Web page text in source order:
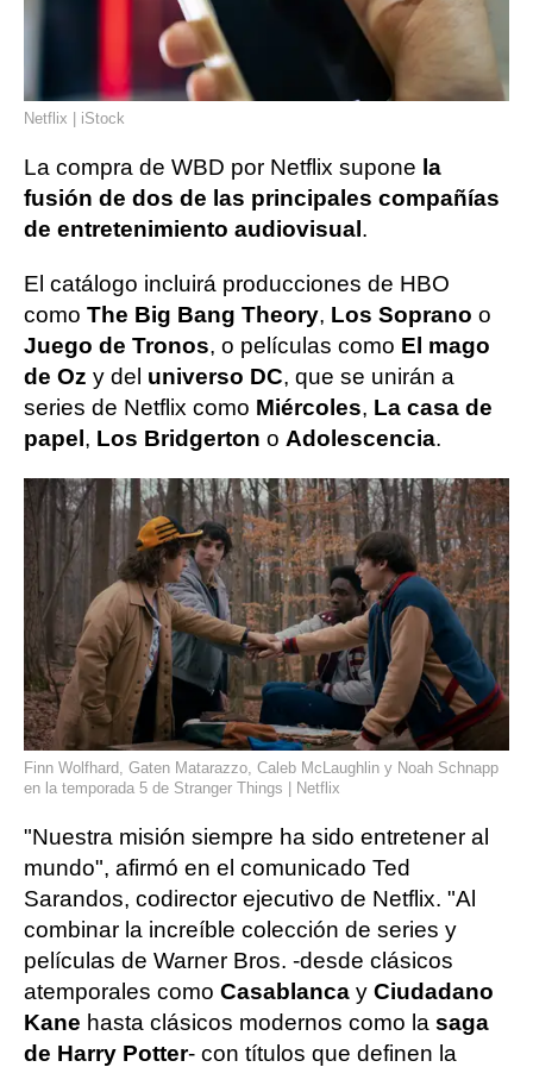
Netflix | iStock
La compra de WBD por Netflix supone la
fusión de dos de las principales compañías
de entretenimiento audiovisual.
El catálogo incluirá producciones de HBO
como The Big Bang Theory, Los Soprano o
Juego de Tronos, o películas como El mago
de Oz y del universo DC, que se unirán a
series de Netflix como Miércoles, La casa de
papel, Los Bridgerton o Adolescencia.
Finn Wolfhard, Gaten Matarazzo, Caleb McLaughlin y Noah Schnapp
en la temporada 5 de Stranger Things | Netflix
"Nuestra misión siempre ha sido entretener al
mundo", afirmó en el comunicado Ted
Sarandos, codirector ejecutivo de Netflix. "Al
combinar la increíble colección de series y
películas de Warner Bros. -desde clásicos
atemporales como Casablanca y Ciudadano
Kane hasta clásicos modernos como la saga
de Harry Potter- con títulos que definen la